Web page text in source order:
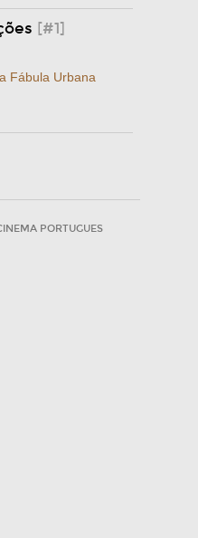
[#1]
Fábula Urbana
PORTUGUES